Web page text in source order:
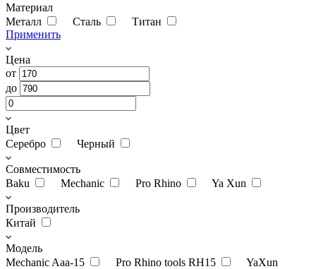
Материал
Металл
Сталь
Титан
Применить
Цена
от
до
Цвет
Серебро
Черный
Совместимость
Baku
Mechanic Pro Rhino Ya Xun
Производитель
Китай
Модель
Mechanic Aaa-15
Pro Rhino tools RH15
YaXun